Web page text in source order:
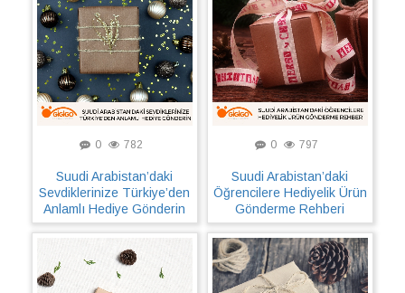
0 782
Suudi Arabistan’daki
Sevdiklerinize Türkiye’den
Anlamlı Hediye Gönderin
0 797
Suudi Arabistan’daki
Öğrencilere Hediyelik Ürün
Gönderme Rehberi